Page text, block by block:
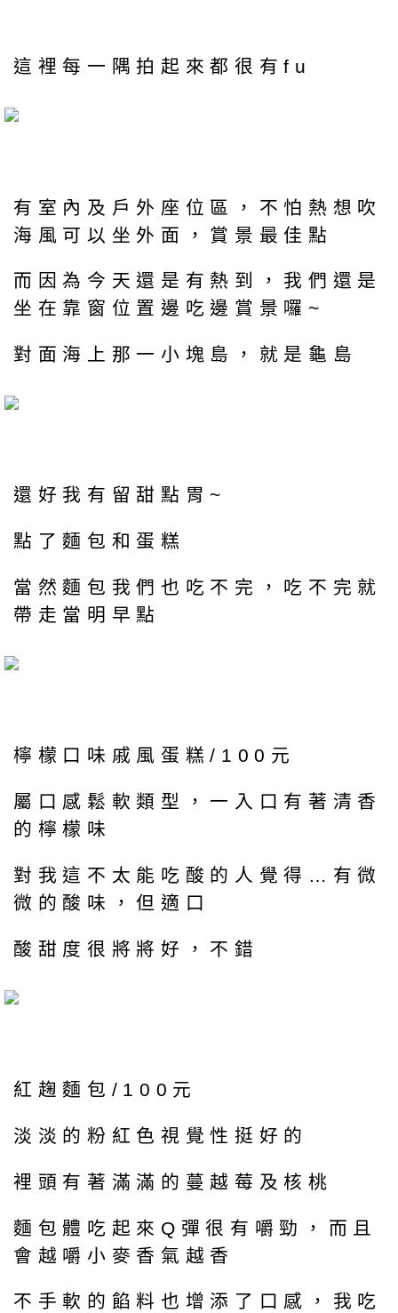
這裡每一隅拍起來都很有fu
有室內及戶外座位區，不怕熱想吹
海風可以坐外面，賞景最佳點
而因為今天還是有熱到，我們還是
坐在靠窗位置邊吃邊賞景囉~
對面海上那一小塊島，就是龜島
還好我有留甜點胃~
點了麵包和蛋糕
當然麵包我們也吃不完，吃不完就
帶走當明早點
檸檬口味戚風蛋糕/100元
屬口感鬆軟類型，一入口有著清香
的檸檬味
對我這不太能吃酸的人覺得…有微
微的酸味，但適口
酸甜度很將將好，不錯
紅趜麵包/100元
淡淡的粉紅色視覺性挺好的
裡頭有著滿滿的蔓越莓及核桃
麵包體吃起來Q彈很有嚼勁，而且
會越嚼小麥香氣越香
不手軟的餡料也增添了口感，我吃